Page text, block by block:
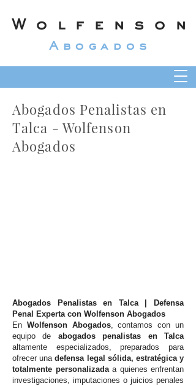
Wolfenson
Abogados
Abogados Penalistas en
Talca - Wolfenson
Abogados
Abogados Penalistas en Talca | Defensa
Penal Experta con Wolfenson Abogados
En Wolfenson Abogados, contamos con un
equipo de abogados penalistas en Talca
altamente especializados, preparados para
ofrecer unadefensa legal sólida, estratégica y
totalmente personalizadaa quienes enfrentan
investigaciones, imputaciones o juicios penales